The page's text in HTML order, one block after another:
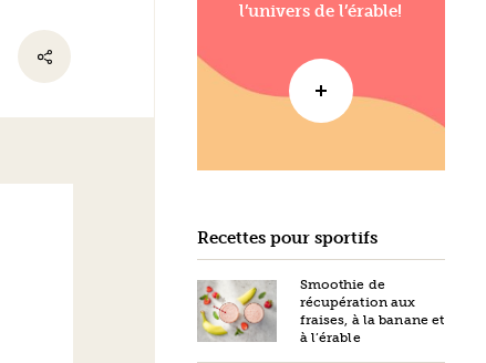
l’univers de l’érable!
Recettes pour sportifs
Smoothie de
récupération aux
fraises, à la banane et
à l’érable